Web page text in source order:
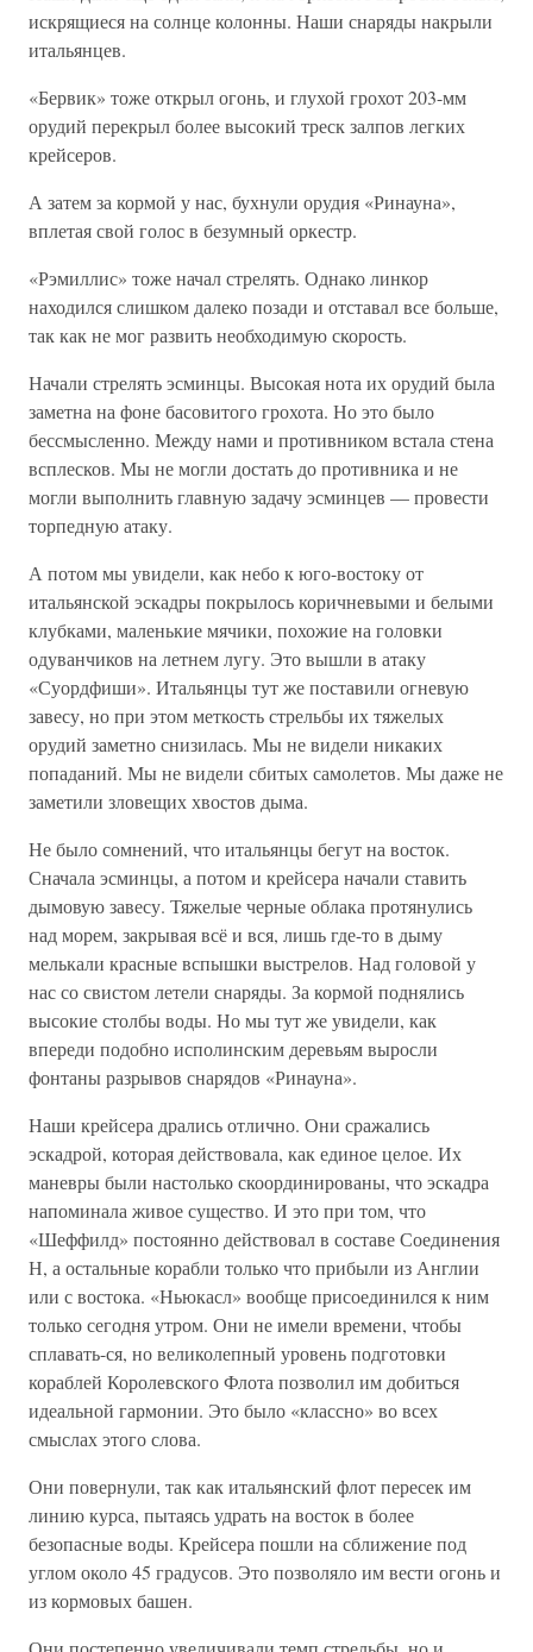
искрящиеся на солнце колонны. Наши снаряды накрыли
итальянцев.
«Бервик» тоже открыл огонь, и глухой грохот 203-мм
орудий перекрыл более высокий треск залпов легких
крейсеров.
А затем за кормой у нас, бухнули орудия «Ринауна»,
вплетая свой голос в безумный оркестр.
«Рэмиллис» тоже начал стрелять. Однако линкор
находился слишком далеко позади и отставал все больше,
так как не мог развить необходимую скорость.
Начали стрелять эсминцы. Высокая нота их орудий была
заметна на фоне басовитого грохота. Но это было
бессмысленно. Между нами и противником встала стена
всплесков. Мы не могли достать до противника и не
могли выполнить главную задачу эсминцев — провести
торпедную атаку.
А потом мы увидели, как небо к юго-востоку от
итальянской эскадры покрылось коричневыми и белыми
клубками, маленькие мячики, похожие на головки
одуванчиков на летнем лугу. Это вышли в атаку
«Суордфиши». Итальянцы тут же поставили огневую
завесу, но при этом меткость стрельбы их тяжелых
орудий заметно снизилась. Мы не видели никаких
попаданий. Мы не видели сбитых самолетов. Мы даже не
заметили зловещих хвостов дыма.
Не было сомнений, что итальянцы бегут на восток.
Сначала эсминцы, а потом и крейсера начали ставить
дымовую завесу. Тяжелые черные облака протянулись
над морем, закрывая всё и вся, лишь где-то в дыму
мелькали красные вспышки выстрелов. Над головой у
нас со свистом летели снаряды. За кормой поднялись
высокие столбы воды. Но мы тут же увидели, как
впереди подобно исполинским деревьям выросли
фонтаны разрывов снарядов «Ринауна».
Наши крейсера дрались отлично. Они сражались
эскадрой, которая действовала, как единое целое. Их
маневры были настолько скоординированы, что эскадра
напоминала живое существо. И это при том, что
«Шеффилд» постоянно действовал в составе Соединения
Н, а остальные корабли только что прибыли из Англии
или с востока. «Ньюкасл» вообще присоединился к ним
только сегодня утром. Они не имели времени, чтобы
сплавать-ся, но великолепный уровень подготовки
кораблей Королевского Флота позволил им добиться
идеальной гармонии. Это было «классно» во всех
смыслах этого слова.
Они повернули, так как итальянский флот пересек им
линию курса, пытаясь удрать на восток в более
безопасные воды. Крейсера пошли на сближение под
углом около 45 градусов. Это позволяло им вести огонь и
из кормовых башен.